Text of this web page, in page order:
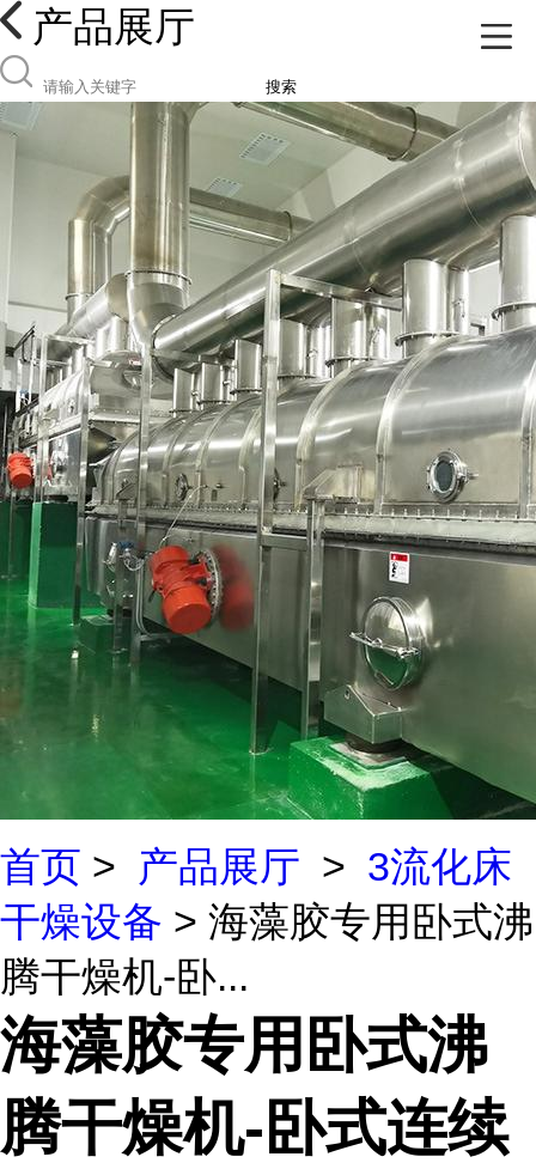
产品展厅
搜索
首页 > 产品展厅 > 3流化床
干燥设备 > 海藻胶专用卧式沸
腾干燥机-卧...
海藻胶专用卧式沸
腾干燥机-卧式连续